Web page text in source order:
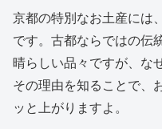
京都の特別なお土産には
です。古都ならではの伝
晴らしい品々ですが、な
その理由を知ることで、
ッと上がりますよ。